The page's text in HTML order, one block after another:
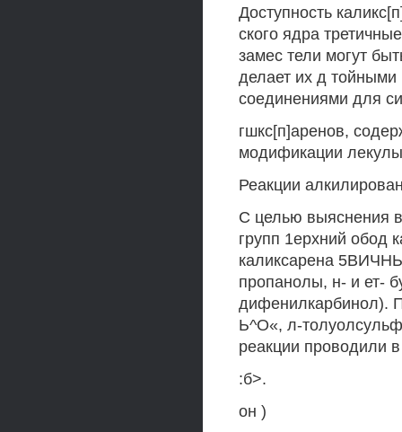
Доступность
ского ядра
замес тели могут
делает их д
соединениями для
гшкс[п]аренов,
модификации
Реакции
С целью выяснения
групп 1ерхний обод
каликсарена
пропанолы, н- и ет-
дифенилкарбинол).
Ь^О«, л-
реакции проводили
:б>.
он )